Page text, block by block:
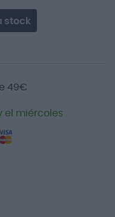
stock
49€
el miércoles